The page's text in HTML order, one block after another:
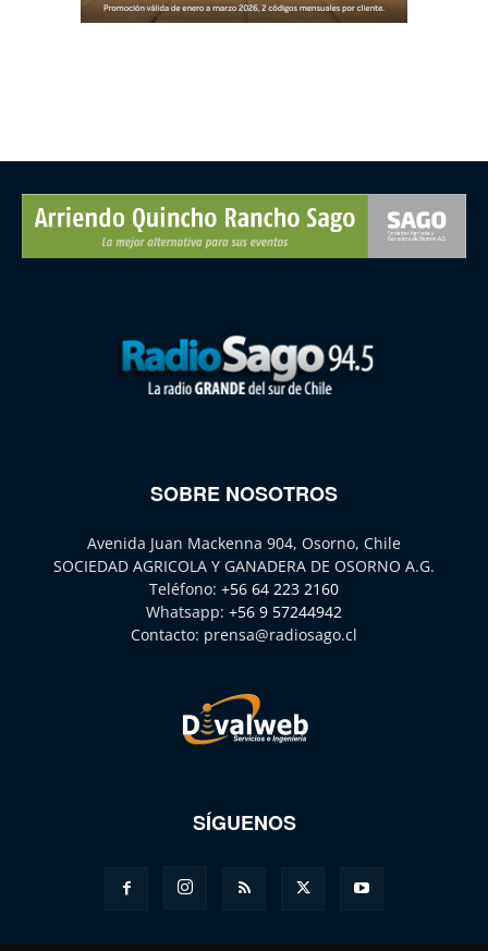
SOBRE NOSOTROS
Avenida Juan Mackenna 904, Osorno, Chile
SOCIEDAD AGRICOLA Y GANADERA DE OSORNO A.G.
Teléfono: +56 64 223 2160
Whatsapp: +56 9 57244942
Contacto: prensa@radiosago.cl
SÍGUENOS